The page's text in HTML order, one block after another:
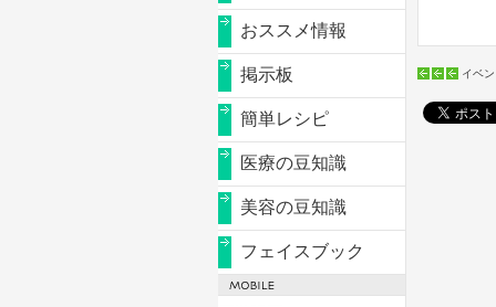
おススメ情報
掲示板
簡単レシピ
医療の豆知識
美容の豆知識
フェイスブック
イベ